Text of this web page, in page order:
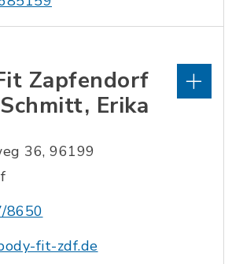
Zapfendorf
Erika
36, 96199
8650
fit-zdf.de